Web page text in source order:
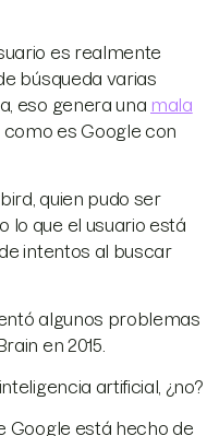
es realmente
búsqueda varias
eso genera una mala
como es Google con
quien pudo ser
que el usuario está
intentos al buscar
algunos problemas
en 2015.
artificial, ¿no?
Google está hecho de